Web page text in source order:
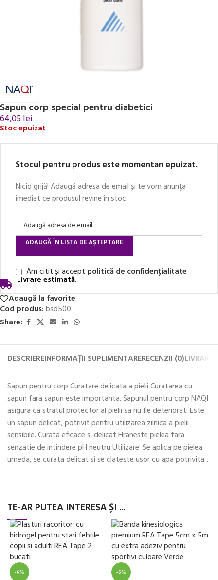
Sapun corp special pentru diabetici
64,05lei
Stoc epuizat
Stocul pentru produs este momentan epuizat.
Nicio grijă! Adaugă adresa de email și te vom anunța
imediat ce produsul revine în stoc.
ADAUGĂ ÎN LISTA DE AȘTEPTARE
Am citit și accept politică de confidențialitate
Livrare estimată:
Adaugă la favorite
Cod produs:bsd500
Share:
DESCRIEREINFORMAȚII SUPLIMENTARERECENZII (0)LIVRARE
Sapun pentru corp Curatare delicata a pielii Curatarea cu
sapun fara sapun este importanta. Sapunul pentru corp NAQI
asigura ca stratul protector al pielii sa nu fie deteriorat. Este
un sapun delicat, potrivit pentru utilizarea zilnica a pielii
sensibile. Curata eficace si delicat Hraneste pielea fara
senzatie de intindere pH neutru Utilizare: Se aplica pe pielea
umeda, se curata delicat si se clateste usor cu apa potrivita…
TE-AR PUTEA INTERESA ȘI ...
-6% -6%